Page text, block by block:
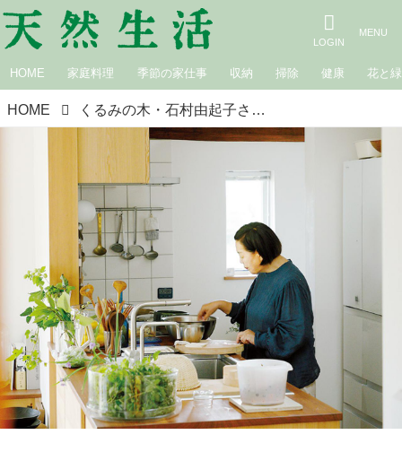
HOME 家庭料理 季節の家仕事 収納 掃除 健康 花と緑
HOME くるみの木・石村由起子さんの「台所」を拝見。好きな道具や器に囲まれた“幸せな空間”と収納の工夫